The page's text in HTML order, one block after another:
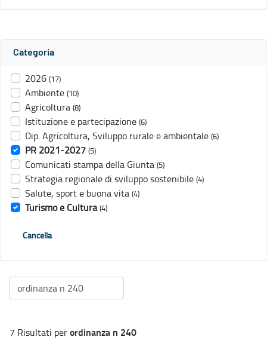
Categoria
2026 (17)
Ambiente (10)
Agricoltura (8)
Istituzione e partecipazione (6)
Dip. Agricoltura, Sviluppo rurale e ambientale (6)
PR 2021-2027 (5)
Comunicati stampa della Giunta (5)
Strategia regionale di sviluppo sostenibile (4)
Salute, sport e buona vita (4)
Turismo e Cultura (4)
Cancella
7 Risultati perordinanza n 240